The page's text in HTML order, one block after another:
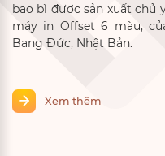
bao bì được sản xuất chủ
máy in Offset 6 màu,
Bang Đức, Nhật Bản.